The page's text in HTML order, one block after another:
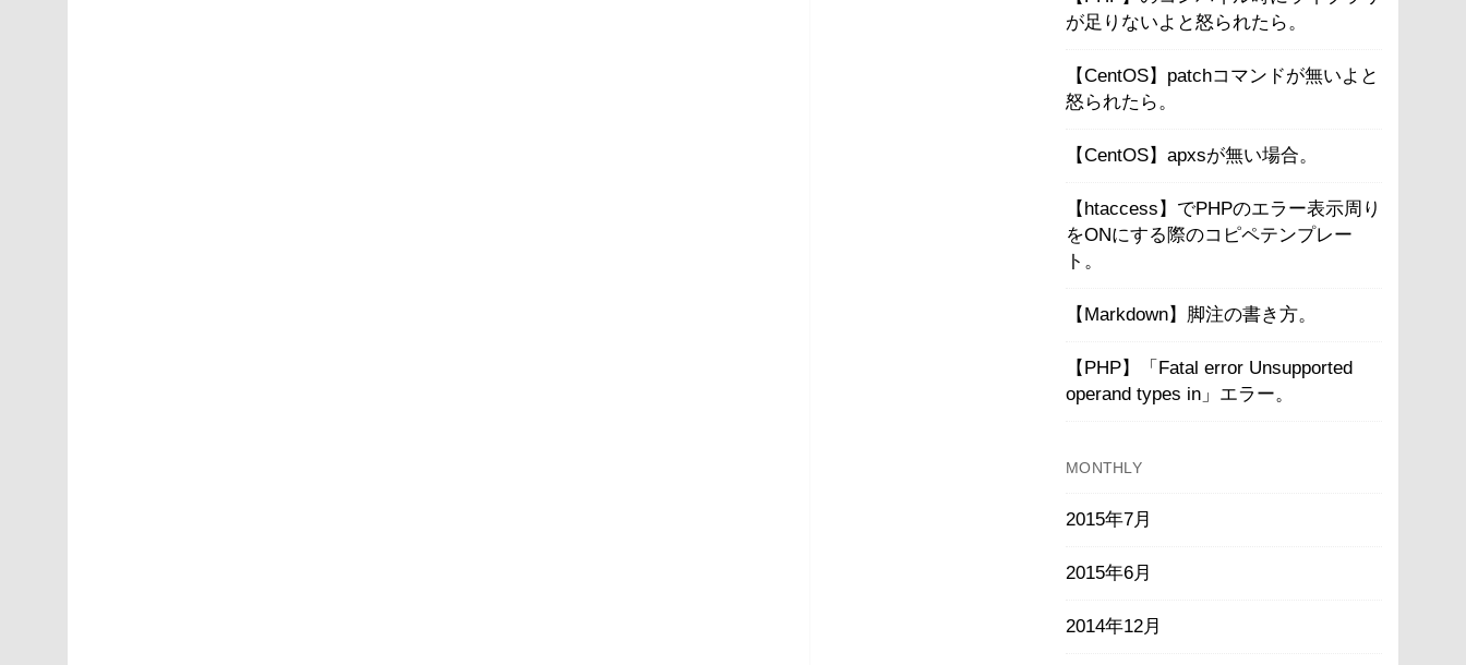
が足りないよと怒られたら。
【CentOS】patchコマンドが無いよと
怒られたら。
【CentOS】apxsが無い場合。
【htaccess】でPHPのエラー表示周り
をONにする際のコピペテンプレー
ト。
【Markdown】脚注の書き方。
【PHP】「Fatal error Unsupported
operand types in」エラー。
MONTHLY
2015年7月
2015年6月
2014年12月